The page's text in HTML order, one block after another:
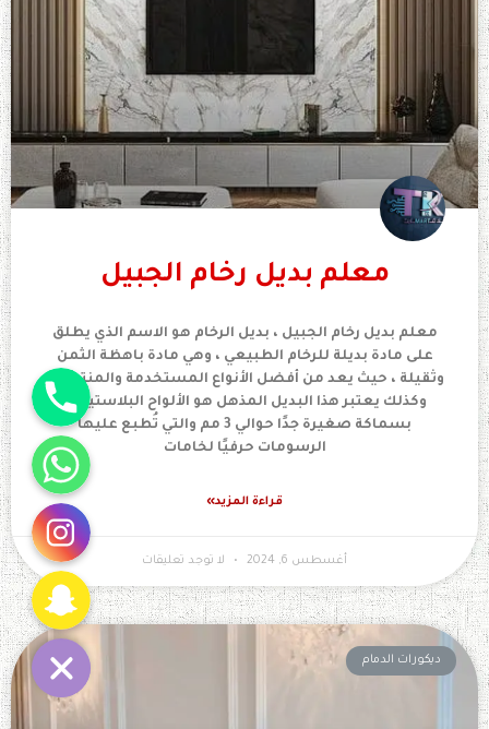
معلم بديل رخام الجبيل
معلم بديل رخام الجبيل ، بديل الرخام هو الاسم الذي يطلق
على مادة بديلة للرخام الطبيعي ، وهي مادة باهظة الثمن
وثقيلة ، حيث يعد من أفضل الأنواع المستخدمة والمنتشرة,
وكذلك يعتبر هذا البديل المذهل هو الألواح البلاستيكية
بسماكة صغيرة جدًا حوالي 3 مم والتي تُطبع عليها
الرسومات حرفيًا لخامات
قراءة المزيد»
أغسطس 6, 2024 لا توجد تعليقات
ديكورات الدمام
جوال
واتساب
انستقرام
سناب شات